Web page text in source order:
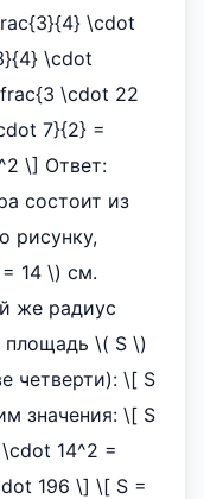
\cdot
\cdot
\cdot 22
7}{2} =
\] Ответ:
состоит из
рисунку,
14 \) см.
же радиус
\( S \)
четверти): \[ S
значения: \[ S
14^2 =
196 \] \[ S =